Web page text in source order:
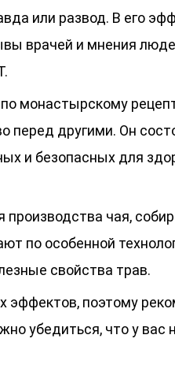
или развод. В его
врачей и мнения
монастырскому
перед другими. Он
и безопасных для
чая,
по особенной
свойства трав.
эффектов, поэтому
убедиться, что у вас